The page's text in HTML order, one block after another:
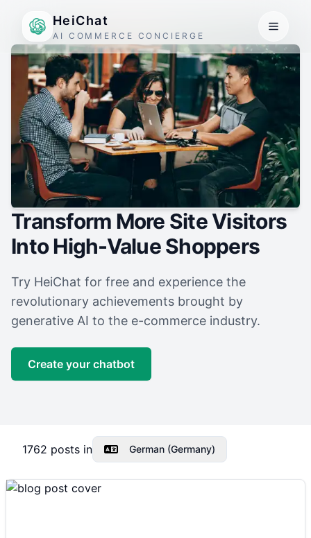
HeiChat
AI COMMERCE CONCIERGE
Transform More Site Visitors
Into High-Value Shoppers
Try HeiChat for free and experience the
revolutionary achievements brought by
generative AI to the e-commerce industry.
Create your chatbot
1762 posts in German (Germany)